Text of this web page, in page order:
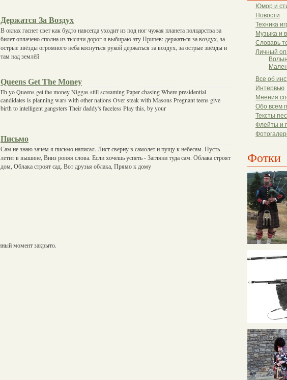
Юмор и
Новости
Техника
Музыка и
Словарь
Личный
Все об
Интервью
Мнения
Обо всем
Тексты
Флейты и
Фотки
Держатся За Воздух
В окнах гаснет свет как будто навсегда уходит из под ног чужая планета полцарства за
билет оплачено сполна из тысячи дорог я выбираю эту Припев: держаться за воздух, за
острые звёзды огромного неба коснуться рукой держаться за воздух, за острые звёзды и
там над землёй
Queens Get The Money
Eh yo Queens get the money Niggas still screaming Paper chasing Where presidential
candidates is planning wars with other nations Over steak with Masons Pregnant teens give
birth to intelligent gangsters Their daddy's faceless Play this, by your
Письмо
Сам не знаю зачем я письмо написал. Лист сверну в самолет и пущу к небесам. Пусть
летит в вышине, Вниз роняя слова. Если хочешь успеть - Загляни туда сам. Облака строят
дом, Облака строят сад. Вот друзья облака, Прямо к дому
момент закрыто.